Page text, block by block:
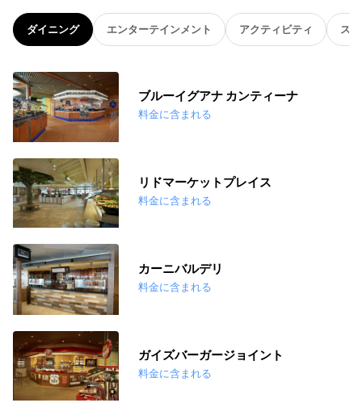
ダイニング エンターテインメント アクティビティ ス
ブルーイグアナ カンティーナ
料金に含まれる
リドマーケットプレイス
料金に含まれる
カーニバルデリ
料金に含まれる
ガイズバーガージョイント
料金に含まれる